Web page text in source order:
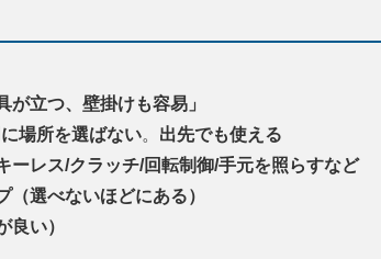
立つ、壁掛けも容易」
場所を選ばない。 出先でも使える
ーレス/クラッチ/回転制御/手元を照らすなど
選べないほどにある）
良い）